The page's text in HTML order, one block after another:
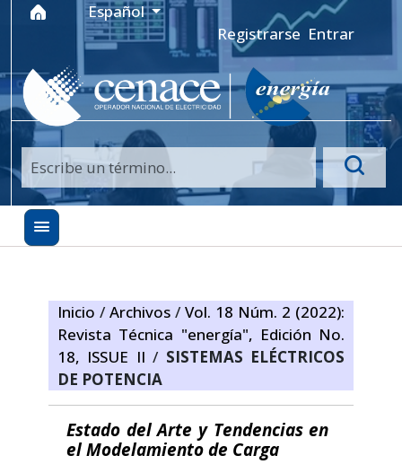
Ir al menú de navegación principal
Ir al contenido principal
Ir al pie de página del sitio
Idioma
Español
Registrarse Entrar
Inicio / Archivos / Vol. 18 Núm. 2 (2022):
Revista Técnica "energía", Edición No.
18, ISSUE II/ SISTEMAS ELÉCTRICOS
DE POTENCIA
Estado del Arte y Tendencias en
el Modelamiento de Carga